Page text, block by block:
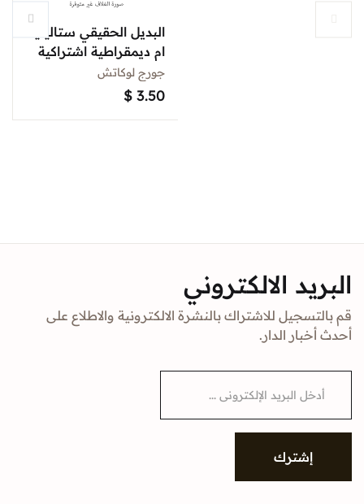
البديل الحقيقي ستالينية
ام ديمقراطية اشتراكية
جورج لوكاتش
$ 3.50
البريد الالكتروني
قم بالتسجيل للاشتراك بالنشرة الالكترونية والاطلاع على
أحدث أخبار الدار.
i
إشترك